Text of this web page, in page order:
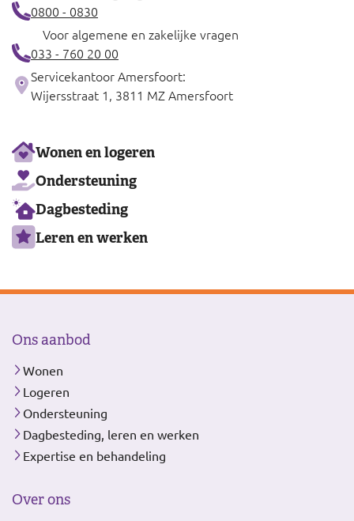
0800 - 0830
Voor algemene en zakelijke vragen
033 - 760 20 00
Servicekantoor Amersfoort:
Wijersstraat 1, 3811 MZ Amersfoort
Ons
aanbod
Wonen en logeren
Ondersteuning
Dagbesteding
Leren en werken
Ons aanbod
Wonen
Logeren
Ondersteuning
Dagbesteding, leren en werken
Expertise en behandeling
Over ons